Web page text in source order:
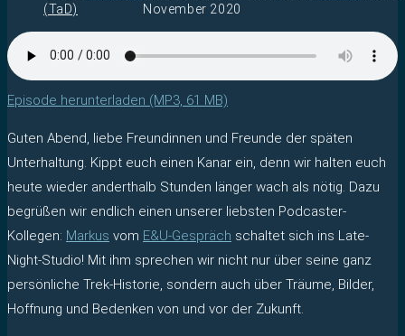
(TaD)
November 2020
Episode herunterladen (MP3, 61 MB)
Guten Abend, liebe Freundinnen und Freunde der späten
Unterhaltung. Kippt euch einen Kanar ein, denn wir halten euch
heute wieder anderthalb Stunden länger wach als nötig. Dazu
begrüßen wir endlich einen unserer liebsten Podcaster-
Kollegen: Markus vom E&U-Gespräch schaltet sich ins Late-
Night-Studio! Mit ihm sprechen wir nicht nur über seine ganz
persönliche Trek-Historie, sondern auch über Träume, Bilder,
Hoffnung und Bedenken von und vor der Zukunft.